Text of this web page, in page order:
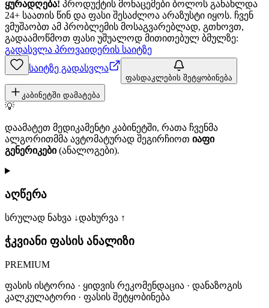
ყურადღება! პროდუქტის მონაცემები ბოლოს განახლდა
24+ საათის წინ და ფასი შესაძლოა არაზუსტი იყოს. ჩვენ
ვმუშაობთ ამ პრობლემის მოსაგვარებლად, გთხოვთ,
გადაამოწმოთ ფასი უშუალოდ მითითებულ ბმულზე:
გადასვლა პროვაიდერის საიტზე
საიტზე გადასვლა
ფასდაკლების შეტყობინება
კაბინეტში დამატება
💡
დაამატეთ მედიკამენტი კაბინეტში, რათა ჩვენმა
ალგორითმმა ავტომატურად შეგირჩიოთ იაფი
გენერიკები(ანალოგები).
აღწერა
სრულად ნახვა ↓დახურვა ↑
ჭკვიანი ფასის ანალიზი
PREMIUM
ფასის ისტორია · ყიდვის რეკომენდაცია · დანაზოგის
კალკულატორი · ფასის შეტყობინება